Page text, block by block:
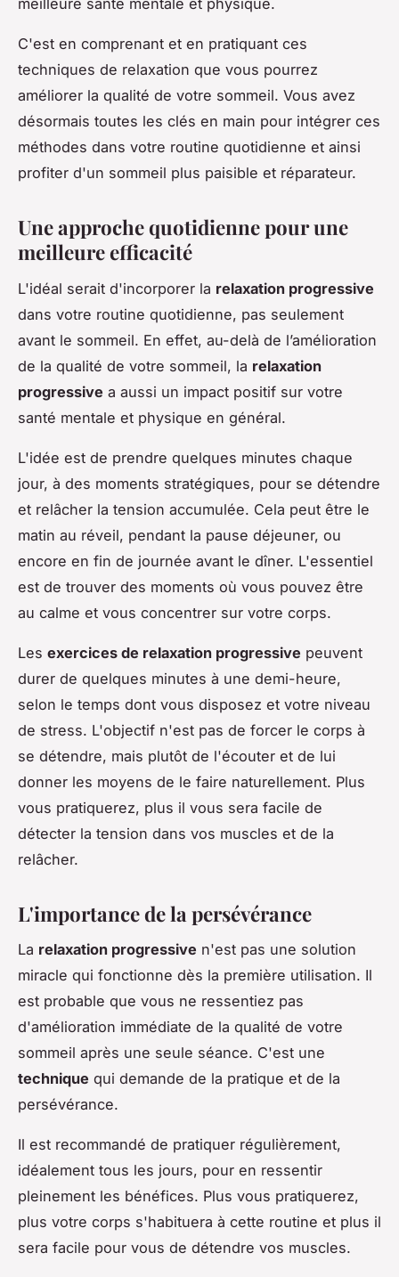
C'est en comprenant et en pratiquant ces
techniques de relaxation que vous pourrez
améliorer la qualité de votre sommeil. Vous avez
désormais toutes les clés en main pour intégrer ces
méthodes dans votre routine quotidienne et ainsi
profiter d'un sommeil plus paisible et réparateur.
Une approche quotidienne pour une
meilleure efficacité
L'idéal serait d'incorporer la relaxation progressive
dans votre routine quotidienne, pas seulement
avant le sommeil. En effet, au-delà de l’amélioration
de la qualité de votre sommeil, la relaxation
progressive a aussi un impact positif sur votre
santé mentale et physique en général.
L'idée est de prendre quelques minutes chaque
jour, à des moments stratégiques, pour se détendre
et relâcher la tension accumulée. Cela peut être le
matin au réveil, pendant la pause déjeuner, ou
encore en fin de journée avant le dîner. L'essentiel
est de trouver des moments où vous pouvez être
au calme et vous concentrer sur votre corps.
Les exercices de relaxation progressive peuvent
durer de quelques minutes à une demi-heure,
selon le temps dont vous disposez et votre niveau
de stress. L'objectif n'est pas de forcer le corps à
se détendre, mais plutôt de l'écouter et de lui
donner les moyens de le faire naturellement. Plus
vous pratiquerez, plus il vous sera facile de
détecter la tension dans vos muscles et de la
relâcher.
L'importance de la persévérance
La relaxation progressive n'est pas une solution
miracle qui fonctionne dès la première utilisation. Il
est probable que vous ne ressentiez pas
d'amélioration immédiate de la qualité de votre
sommeil après une seule séance. C'est une
technique qui demande de la pratique et de la
persévérance.
Il est recommandé de pratiquer régulièrement,
idéalement tous les jours, pour en ressentir
pleinement les bénéfices. Plus vous pratiquerez,
plus votre corps s'habituera à cette routine et plus il
sera facile pour vous de détendre vos muscles.